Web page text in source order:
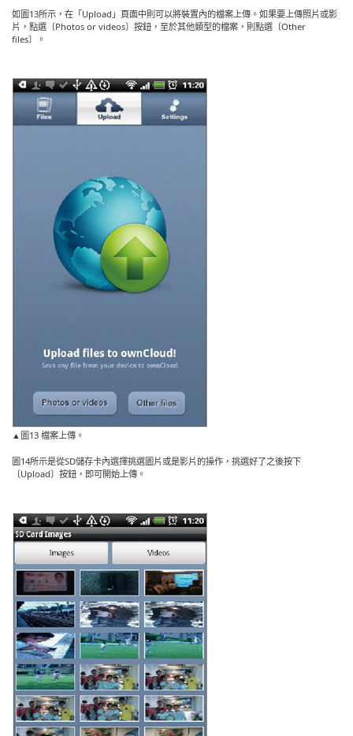
如圖13所示，在「Upload」頁面中則可以將裝置內的檔案上傳。如果要上傳照片或影
片，點選〔Photos or videos〕按鈕，至於其他類型的檔案，則點選〔Other
files〕。
▲圖13 檔案上傳。
圖14所示是從SD儲存卡內選擇挑選圖片或是影片的操作，挑選好了之後按下
〔Upload〕按鈕，即可開始上傳。